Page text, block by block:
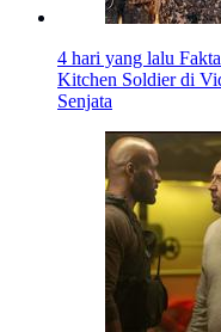
4 hari yang lalu
Kitchen Soldier di
Senjata